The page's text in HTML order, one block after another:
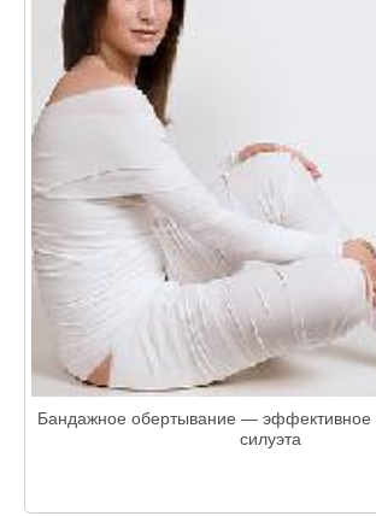
Бандажное обертывание — эффективное
силуэта